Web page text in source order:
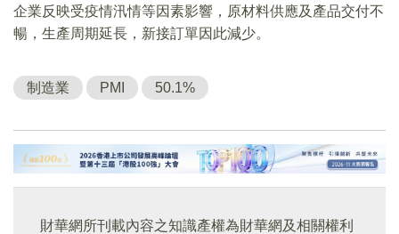
企業反映受疫情汛情等因素影響，原材料供應及產品交付不
暢，生產周期延長，新接訂單因此減少。
制造業 PMI 50.1%
財華網所刊載內容之知識產權為財華網及相關權利